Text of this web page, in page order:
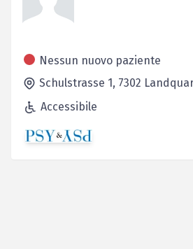
Nessun nuovo paziente
Schulstrasse 1, 7302
Accessibile